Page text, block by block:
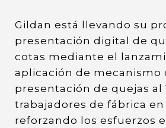
Gildan está llevando su
presentación digital de
cotas mediante el
aplicación de mecanismo
presentación de quejas al
trabajadores de fábrica en
reforzando los esfuerzos